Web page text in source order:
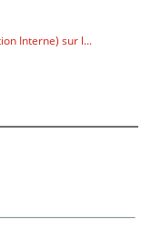
Interne) sur l...